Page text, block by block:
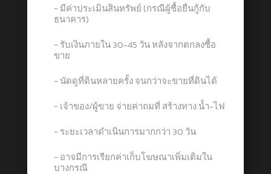
− มีค่าประเมินสินทรัพย์ (กรณีผู้ซื้อยื่นกู้กับ
ธนาคาร)
− รับเงินภายใน 30-45 วัน หลังจากตกลงซื้อ
ขาย
− นัดดูที่ดินหลายครั้ง จนกว่าจะขายที่ดินได้
− เจ้าของ/ผู้ขาย จ่ายค่าถมที่ สร้างทาง น้ำ-ไฟ
− ระยะเวลาดำเนินการมากกว่า 30 วัน
− อาจมีการเรียกค่าเก็บโฆษณาเพิ่มเติมใน
บางกรณี